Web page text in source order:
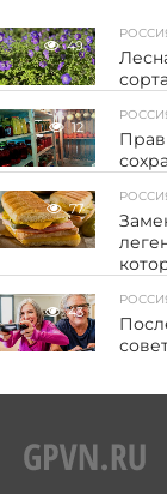
49
12
77
43